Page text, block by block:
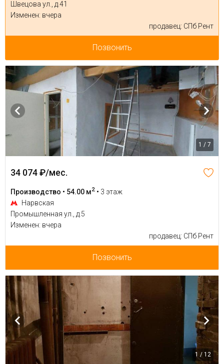
Швецова ул., д.41
Изменен: вчера
продавец: СПб Рент
Позвонить
1 / 7
34 074 ₽/мес.
Производство • 54.00 м2 • 3 этаж
Нарвская
Промышленная ул., д.5
Изменен: вчера
продавец: СПб Рент
Позвонить
1 / 12